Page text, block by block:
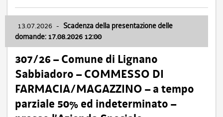
13.07.2026 - Scadenza della presentazione delle
domande: 17.08.2026 12:00
307/26 – Comune di Lignano
Sabbiadoro – COMMESSO DI
FARMACIA/MAGAZZINO – a tempo
parziale 50% ed indeterminato –